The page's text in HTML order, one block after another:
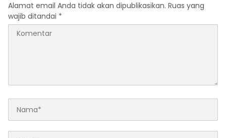
Alamat email Anda tidak akan dipublikasikan. Ruas yang
wajib ditandai *